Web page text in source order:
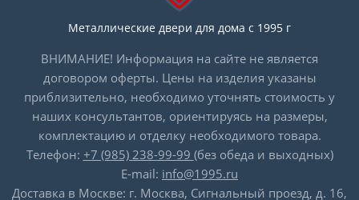
Металлические двери для дома с 1995 г
ВНИМАНИЕ! Информация на сайте не является
договором оферты. Цены на изделия указаны
приблизительно, необходимо уточнять стоимость у
наших консультантов, ориентируясь на размеры,
комплектацию и отделку необходимого товара.
Телефон: +7 (985) 238-99-99 (без обеда и выходных)
E-mail: info@1995.ru
Доставка в Москве: г. Москва, Сигнальный проезд, д. 16,